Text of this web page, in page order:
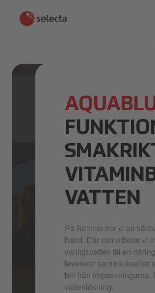
VATTEN
På Selecta tror vi att
hand. Där samarbetar vi
vanligt vatten till en
levererar samma kvalitet
blir från
vattenlösning.